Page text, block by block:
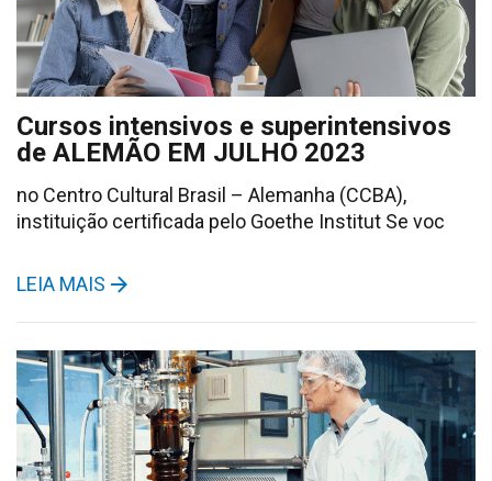
Cursos intensivos e superintensivos
de ALEMÃO EM JULHO 2023
no Centro Cultural Brasil – Alemanha (CCBA),
instituição certificada pelo Goethe Institut Se voc
LEIA MAIS